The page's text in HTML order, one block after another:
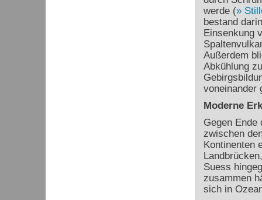
werde (
bestand
Einsenkung
Außerdem
Abkühlung
voneinander
Moderne
Gegen Ende
zwischen
Kontinenten
Suess
zusammen
sich in